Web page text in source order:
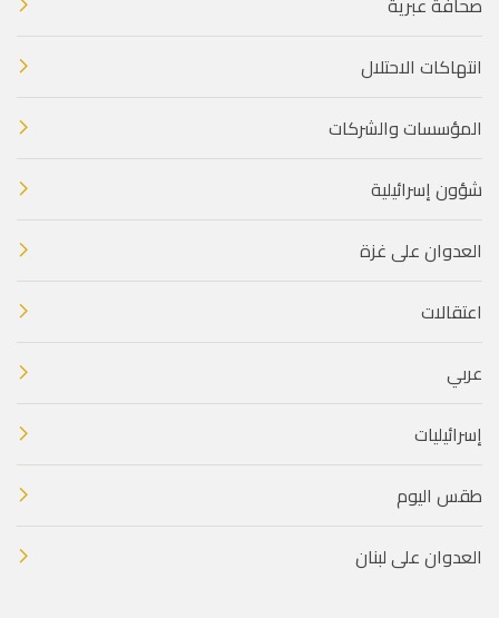
انتهاكات الاحتلال
المؤسسات والشركات
شؤون إسرائيلية
العدوان على غزة
اعتقالات
عربي
إسرائيليات
طقس اليوم
العدوان على لبنان